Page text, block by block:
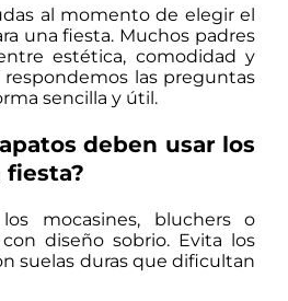
al momento de elegir el
una fiesta. Muchos padres
estética, comodidad y
las preguntas
sencilla y útil.
deben usar los
fiesta?
mocasines, bluchers o
diseño sobrio. Evita los
suelas duras que dificultan